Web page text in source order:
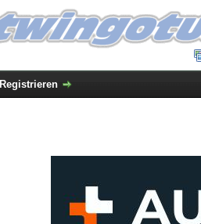
Registrieren